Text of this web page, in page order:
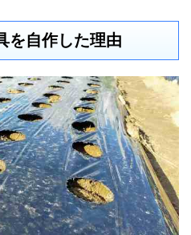
を自作した理由